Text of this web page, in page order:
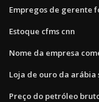
Empregos de gerente
Estoque cfms cnn
Nome da empresa
Loja de ouro da arábia
Preço do petróleo